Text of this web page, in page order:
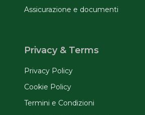
Assicurazione e documenti
Privacy & Terms
Privacy Policy
Cookie Policy
Termini e Condizioni